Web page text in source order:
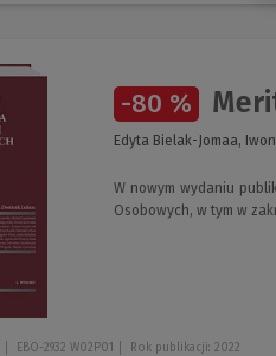
-80 %
Edyta Bielak-Jomaa,
W nowym wydaniu
Osobowych, w tym w
EBO-2932 W02P01 Rok publikacji: 2022